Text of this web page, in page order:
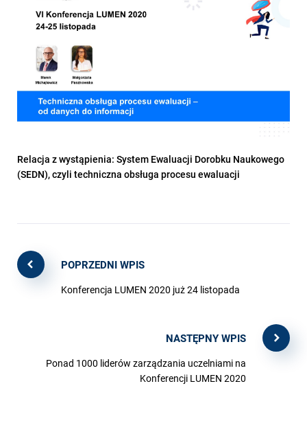
Relacja z wystąpienia: System Ewaluacji Dorobku Naukowego
(SEDN), czyli techniczna obsługa procesu ewaluacji
POPRZEDNI WPIS
Konferencja LUMEN 2020 już 24 listopada
NASTĘPNY WPIS
Ponad 1000 liderów zarządzania uczelniami na
Konferencji LUMEN 2020